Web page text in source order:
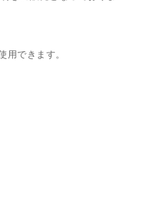
用できます。